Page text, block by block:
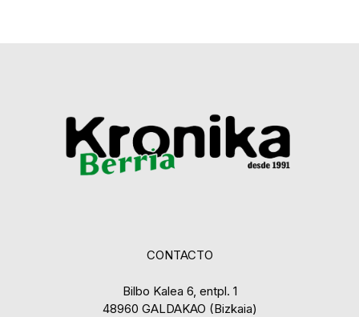
CONTACTO
Bilbo Kalea 6, entpl. 1
48960 GALDAKAO (Bizkaia)